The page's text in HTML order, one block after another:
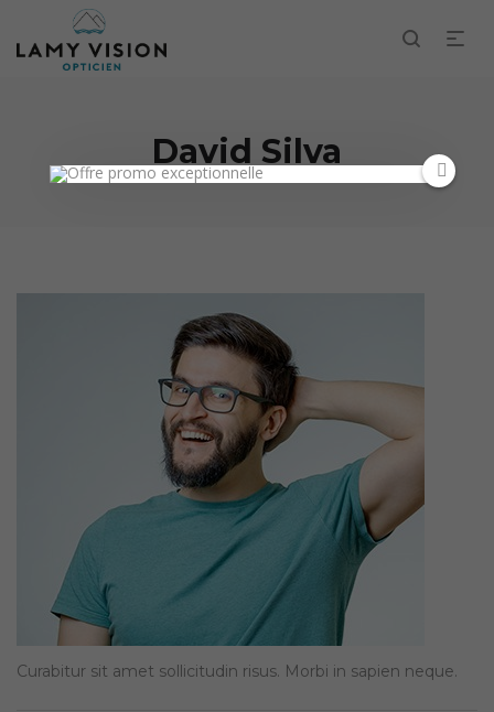
David Silva
Curabitur sit amet sollicitudin risus. Morbi in sapien neque.